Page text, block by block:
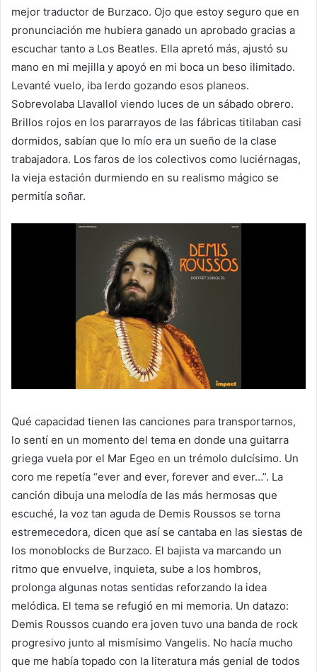
mejor traductor de Burzaco. Ojo que estoy seguro que en
pronunciación me hubiera ganado un aprobado gracias a
escuchar tanto a Los Beatles. Ella apretó más, ajustó su
mano en mi mejilla y apoyó en mi boca un beso ilimitado.
Levanté vuelo, iba lerdo gozando esos planeos.
Sobrevolaba Llavallol viendo luces de un sábado obrero.
Brillos rojos en los pararrayos de las fábricas titilaban casi
dormidos, sabían que lo mío era un sueño de la clase
trabajadora. Los faros de los colectivos como luciérnagas,
la vieja estación durmiendo en su realismo mágico se
permitía soñar.
Qué capacidad tienen las canciones para transportarnos,
lo sentí en un momento del tema en donde una guitarra
griega vuela por el Mar Egeo en un trémolo dulcísimo. Un
coro me repetía “ever and ever, forever and ever…”. La
canción dibuja una melodía de las más hermosas que
escuché, la voz tan aguda de Demis Roussos se torna
estremecedora, dicen que así se cantaba en las siestas de
los monoblocks de Burzaco. El bajista va marcando un
ritmo que envuelve, inquieta, sube a los hombros,
prolonga algunas notas sentidas reforzando la idea
melódica. El tema se refugió en mi memoria. Un datazo:
Demis Roussos cuando era joven tuvo una banda de rock
progresivo junto al mismísimo Vangelis. No hacía mucho
que me había topado con la literatura más genial de todos